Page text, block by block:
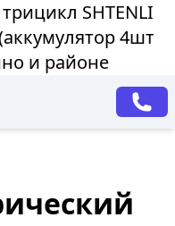
SHTENLI
4шт
и районе